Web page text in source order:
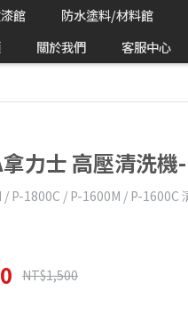
館 防水塗料/材料館
關於我們 客服中心
拿力士 高壓清洗
P-1800C / P-1600M / P-1600C
NT$1,500